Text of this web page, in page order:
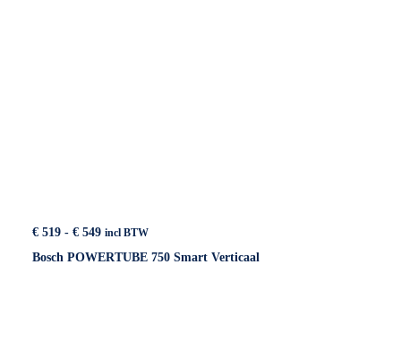
€ 519 - € 549Prijsklasse:
tot
incl BTW
Bosch POWERTUBE 750 Smart Verticaal